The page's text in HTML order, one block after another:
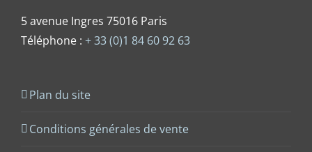
5 avenue Ingres 75016 Paris
Téléphone : + 33 (0)1 84 60 92 63
Plan du site
Conditions générales de vente